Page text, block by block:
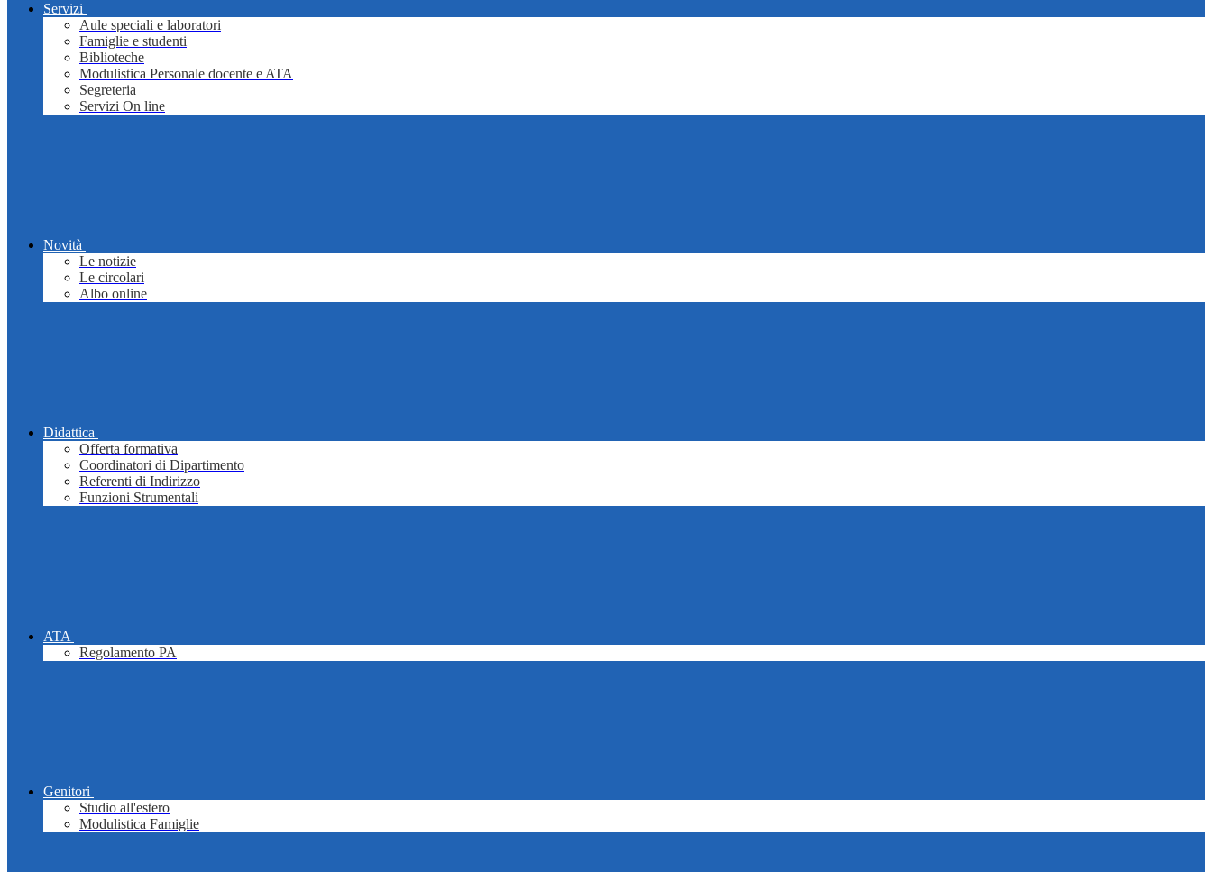
Servizi
Aule speciali e laboratori
Famiglie e studenti
Biblioteche
Modulistica Personale docente e ATA
Segreteria
Servizi On line
Novità
Le notizie
Le circolari
Albo online
Didattica
Offerta formativa
Coordinatori di Dipartimento
Referenti di Indirizzo
Funzioni Strumentali
ATA
Regolamento PA
Genitori
Studio all'estero
Modulistica Famiglie